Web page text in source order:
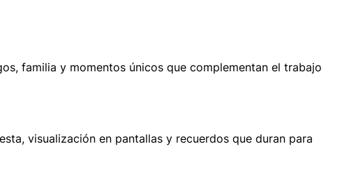
familia y momentos únicos que complementan el trabajo
visualización en pantallas y recuerdos que duran para